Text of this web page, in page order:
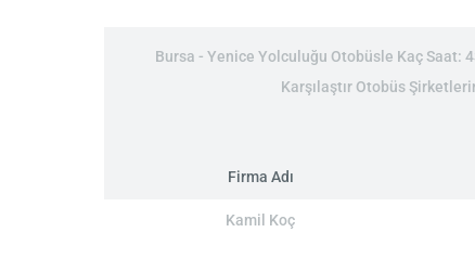
Bursa - Yenice Yolculuğu Otobüsle Kaç Saat:
Karşılaştır Otobüs
Firma Adı
Kamil Koç